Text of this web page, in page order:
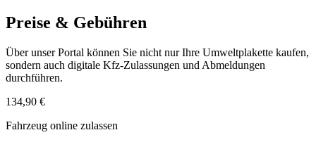
Preise & Gebühren
Über unser Portal können Sie nicht nur Ihre Umweltplakette kaufen,
sondern auch digitale Kfz-Zulassungen und Abmeldungen
durchführen.
134,90 €
Fahrzeug online zulassen